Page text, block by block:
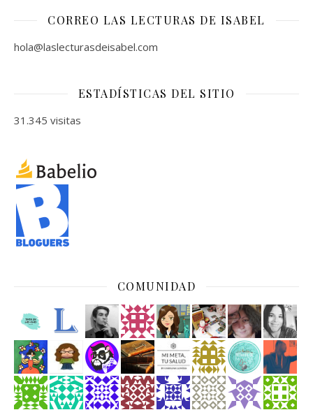
CORREO LAS LECTURAS DE ISABEL
hola@laslecturasdeisabel.com
ESTADÍSTICAS DEL SITIO
31.345 visitas
COMUNIDAD